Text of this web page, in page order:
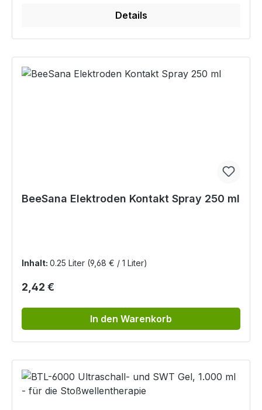
Details
BeeSana Elektroden Kontakt Spray 250 ml
Inhalt: 0.25 Liter (9,68 € / 1 Liter)
Regulärer Preis:
2,42 €
In den Warenkorb